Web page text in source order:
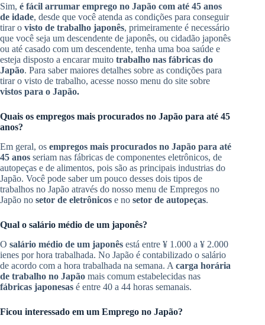
Sim, é fácil arrumar emprego no Japão com até 45 anos
de idade, desde que você atenda as condições para conseguir
tirar o visto de trabalho japonês, primeiramente é necessário
que você seja um descendente de japonês, ou cidadão japonês
ou até casado com um descendente, tenha uma boa saúde e
esteja disposto a encarar muito trabalho nas fábricas do
Japão. Para saber maiores detalhes sobre as condições para
tirar o visto de trabalho, acesse nosso menu do site sobre
vistos para o Japão.
Quais os empregos mais procurados no Japão para até 45
anos?
Em geral, os empregos mais procurados no Japão para até
45 anos seriam nas fábricas de componentes eletrônicos, de
autopeças e de alimentos, pois são as principais industrias do
Japão. Você pode saber um pouco desses dois tipos de
trabalhos no Japão através do nosso menu de Empregos no
Japão no setor de eletrônicos e no setor de autopeças.
Qual o salário médio de um japonês?
O salário médio de um japonês está entre ¥ 1.000 a ¥ 2.000
ienes por hora trabalhada. No Japão é contabilizado o salário
de acordo com a hora trabalhada na semana. A carga horária
de trabalho no Japão mais comum estabelecidas nas
fábricas japonesas é entre 40 a 44 horas semanais.
Ficou interessado em um Emprego no Japão?